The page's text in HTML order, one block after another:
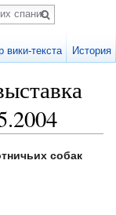
собак
вики-текста История